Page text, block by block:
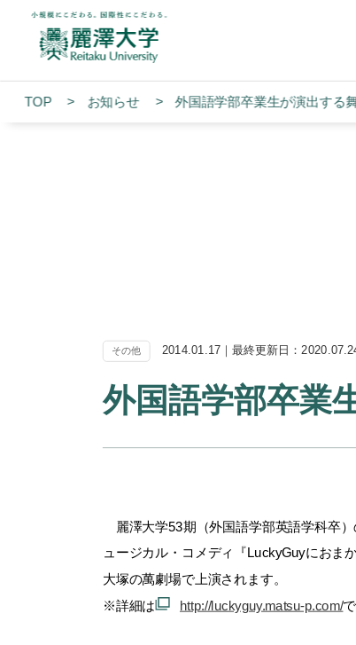
TOP お知らせ 外国語学部卒業生が演出する
その他 2014.01.17｜最終更新日：
外国語学部卒業
麗澤大学53期（外国語学部英語学科卒
ュージカル・コメディ『LuckyGuyにおま
大塚の萬劇場で上演されます。
※詳細は http://luckyguy.matsu-p.com/